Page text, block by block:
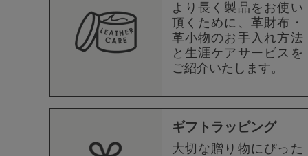
より長く製品をお使い
頂くために、革財布・
革小物のお手入れ方法
と生涯ケアサービスを
ご紹介いたします。
ギフトラッピング
大切な贈り物にぴった